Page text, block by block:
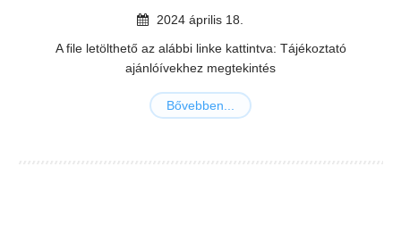
2024 április 18
A file letölthető az alábbi linke kattintva: Tájékoztató
ajánlóívekhez megtekintés
Bővebben...